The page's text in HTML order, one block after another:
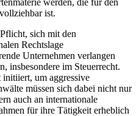
ist.
sich mit den
Rechtslage
Unternehmen verlangen
insbesondere im Steuerrecht.
um aggressive
müssen sich dabei nicht nur
auch an internationale
für ihre Tätigkeit erheblich